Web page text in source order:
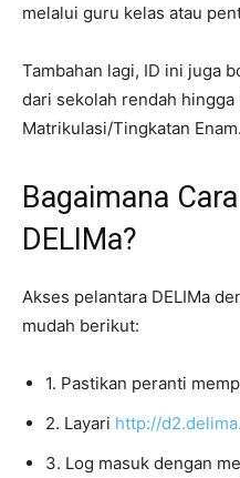
melalui guru kelas atau
Tambahan lagi, ID ini juga
dari sekolah rendah
Matrikulasi/Tingkatan Enam.
Bagaimana
DELIMa?
Akses pelantara DELIMa
mudah berikut:
1. Pastikan peranti
2. Layari http://
3. Log masuk dengan